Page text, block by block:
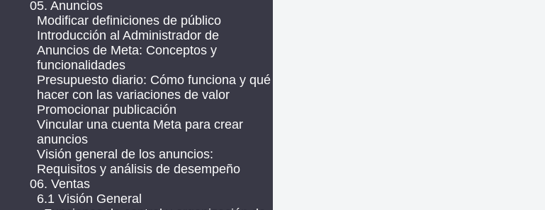
05. Anuncios
Modificar definiciones de público
Introducción al Administrador de
Anuncios de Meta: Conceptos y
funcionalidades
Presupuesto diario: Cómo funciona y qué
hacer con las variaciones de valor
Promocionar publicación
Vincular una cuenta Meta para crear
anuncios
Visión general de los anuncios:
Requisitos y análisis de desempeño
06. Ventas
6.1 Visión General